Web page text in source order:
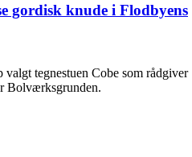
gordisk knude i Flodbyens
valgt tegnestuen Cobe som rådgiver
Bolværksgrunden.